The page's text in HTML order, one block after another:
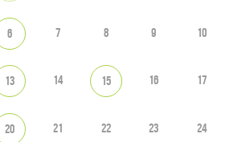
6 7 8 9 10
13 14 15 16 17
20 21 22 23 24